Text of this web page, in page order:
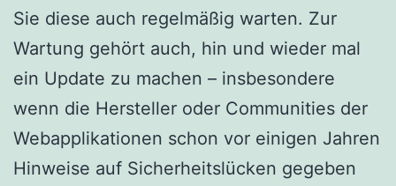
Sie diese auch regelmäßig warten. Zur
Wartung gehört auch, hin und wieder mal
ein Update zu machen – insbesondere
wenn die Hersteller oder Communities der
Webapplikationen schon vor einigen Jahren
Hinweise auf Sicherheitslücken gegeben